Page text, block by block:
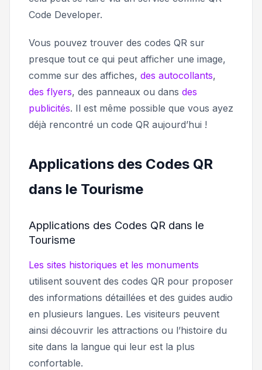
Code Developer.
Vous pouvez trouver des codes QR sur
presque tout ce qui peut afficher une image,
comme sur des affiches, des autocollants,
des flyers, des panneaux ou dans des
publicités. Il est même possible que vous ayez
déjà rencontré un code QR aujourd’hui !
Applications des Codes QR
dans le Tourisme
Applications des Codes QR dans le
Tourisme
Les sites historiques et les monuments
utilisent souvent des codes QR pour proposer
des informations détaillées et des guides audio
en plusieurs langues. Les visiteurs peuvent
ainsi découvrir les attractions ou l’histoire du
site dans la langue qui leur est la plus
confortable.